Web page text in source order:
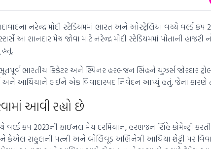
નરેન્દ્ર મોદી સ્ટેડિયમમાં ભારત અને ઓસ્ટ્રેલિયા વચ્ચે વર્લ્ડ
આ શાનદાર મેચ જોવા માટે નરેન્દ્ર મોદી સ્ટેડિયમમાં પોતાની હાજરી
ભારતીય ક્રિકેટર અને સ્પિનર ​​હરભજન સિંહને યુઝર્સ જોરદાર
અને આથિયાને લઈને એક વિવાદાસ્પદ નિવેદન આપ્યું હતું, જેના કારણે તે
આવી રહ્યો છે
કપ 2023ની ફાઇનલ મેચ દરમિયાન, હરભજન સિંહે કોમેન્ટ્રી
કેએલ રાહુલની પત્ની અને બોલિવૂડ અભિનેત્રી આથિયા શેટ્ટી પર